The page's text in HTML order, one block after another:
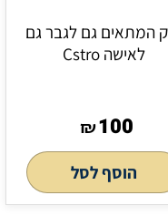
המתאים גם לגבר גם
לאישה Cstro
₪100
הוסף לסל